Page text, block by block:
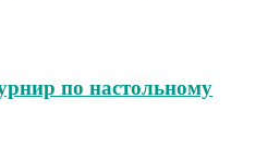
по настольному